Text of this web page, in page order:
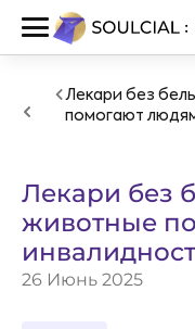
Лекари без
помогают
Лекари без
животные
26 Июнь 2025